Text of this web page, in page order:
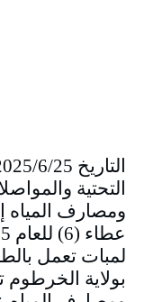
التحتية
ومصارف المياه
لمبات تعمل
بولاية